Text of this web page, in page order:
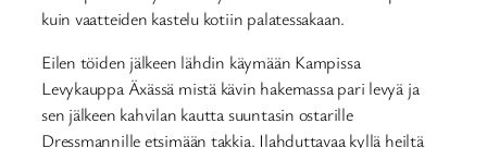
kuin vaatteiden kastelu kotiin palatessakaan.
Eilen töiden jälkeen lähdin käymään Kampissa
Levykauppa Äxässä mistä kävin hakemassa pari levyä ja
sen jälkeen kahvilan kautta suuntasin ostarille
Dressmannille etsimään takkia. Ilahduttavaa kyllä heiltä